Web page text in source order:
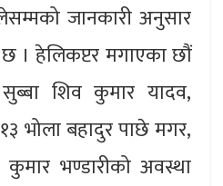
जानकारी अनुसार
। हेलिकप्टर मगाएका छौं
शिव कुमार यादव,
भोला बहादुर पाछे मगर,
भण्डारीको अवस्था